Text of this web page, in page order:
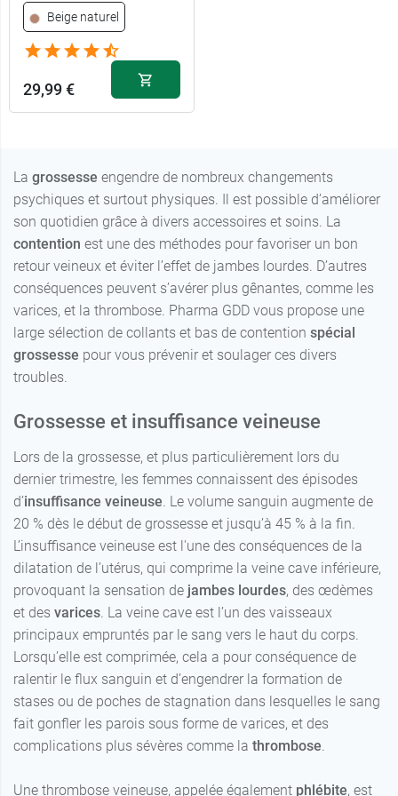
Beige doré
1 - Long -
Beige doré
21,99 €
2 - Normal -
Beige doré
3 - Normal -
Beige doré
Beige doré
21,99 €
4 - Normal -
21,99 €
4 - Long -
Beige doré
5 - Normal -
Beige doré
21,99 €
5 - Long -
Beige doré
21,99 €
Beige
28,99 €
L - Long -
28,99 €
XL - Long -
Beige
Beige naturel
29,99 €
1 - Long - Noir 29,99 €
2 - Normal -
Noir
29,99 €
2 - Long - Noir 29,99 €
3 - Normal -
29,99 €
4 - Normal -
4 - Long - Noir 29,99 €
5 - Normal -
Noir
29,99 €
5 - Long - Noir 29,99 €
1 - Normal -
Losanges noir
29,99 €
1 - Long -
Losanges noir
29,99 €
2 - Normal -
Losanges noir 29,99 €
2 - Long -
La grossesse engendre de nombreux changements
psychiques et surtout physiques. Il est possible d’améliorer
son quotidien grâce à divers accessoires et soins. La
contention est une des méthodes pour favoriser un bon
retour veineux et éviter l’effet de jambes lourdes. D’autres
conséquences peuvent s’avérer plus gênantes, comme les
varices, et la thrombose. Pharma GDD vous propose une
large sélection de collants et bas de contention spécial
grossesse pour vous prévenir et soulager ces divers
troubles.
Grossesse et insuffisance veineuse
Lors de la grossesse, et plus particulièrement lors du
dernier trimestre, les femmes connaissent des épisodes
d’insuffisance veineuse . Le volume sanguin augmente de
20 % dès le début de grossesse et jusqu’à 45 % à la fin.
L’insuffisance veineuse est l'une des conséquences de la
dilatation de l’utérus, qui comprime la veine cave inférieure,
provoquant la sensation de jambes lourdes, des œdèmes
et des varices . La veine cave est l’un des vaisseaux
principaux empruntés par le sang vers le haut du corps.
Lorsqu’elle est comprimée, cela a pour conséquence de
ralentir le flux sanguin et d’engendrer la formation de
stases ou de poches de stagnation dans lesquelles le sang
fait gonfler les parois sous forme de varices, et des
complications plus sévères comme la thrombose
Une thrombose veineuse, appelée également phlébite, est